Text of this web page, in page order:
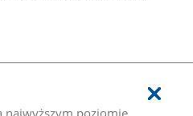
najwyższym poziomie